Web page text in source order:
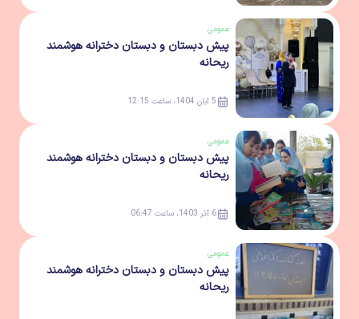
عمومی
پیش دبستان و دبستان دخترانه هوشمند
ریحانه
5 آبان 1404، ساعت 12:15
عمومی
پیش دبستان و دبستان دخترانه هوشمند
ریحانه
6 آذر 1403، ساعت 06:47
عمومی
پیش دبستان و دبستان دخترانه هوشمند
ریحانه